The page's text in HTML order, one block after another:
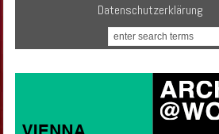
Datenschutzerklärung